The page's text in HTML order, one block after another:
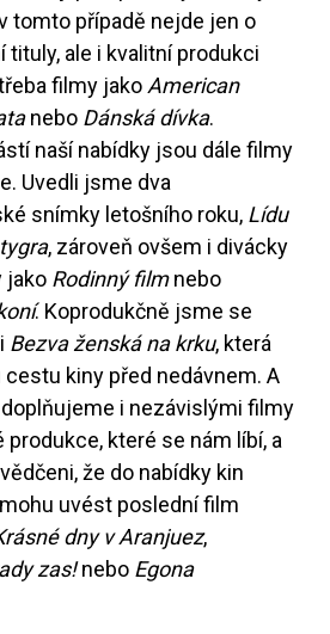
tomto případě nejde jen o
tituly, ale i kvalitní produkci
filmy jakoAmerican
nebo Dánská dívka.
naší nabídky jsou dále filmy
Uvedli jsme dva
snímky letošního roku, Lídu
, zároveň ovšem i divácky
jako Rodinný filmnebo
. Koprodukčně jsme se
Bezva ženská na krku, která
kiny před nedávnem. A
i nezávislými filmy
které se nám líbí, a
že do nabídky kin
uvést poslední film
dny v Aranjuez,
zas!nebo Egona